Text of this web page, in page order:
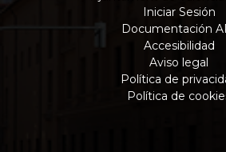
Iniciar Sesión
Documentación
Accesibilidad
Aviso legal
Política de
Política de